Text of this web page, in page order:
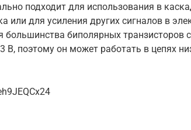
подходит для использования в
или для усиления других сигналов в
биполярных транзисторов
В, поэтому он может работать в цепях